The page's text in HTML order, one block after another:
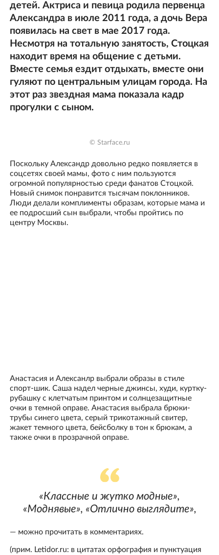
детей. Актриса и певица родила первенца
Александра в июле 2011 года, а дочь Вера
появилась на свет в мае 2017 года.
Несмотря на тотальную занятость, Стоцкая
находит время на общение с детьми.
Вместе семья ездит отдыхать, вместе они
гуляют по центральным улицам города. На
этот раз звездная мама показала кадр
прогулки с сыном.
© Starface.ru
Поскольку Александр довольно редко появляется в
соцсетях своей мамы, фото с ним пользуются
огромной популярностью среди фанатов Стоцкой.
Новый снимок понравится тысячам поклонников.
Люди делали комплименты образам, которые мама и
ее подросший сын выбрали, чтобы пройтись по
центру Москвы.
Анастасия и Алексанлр выбрали образы в стиле
спорт-шик. Саша надел черные джинсы, худи, куртку-
рубашку с клетчатым принтом и солнцезащитные
очки в темной оправе. Анастасия выбрала брюки-
трубы синего цвета, серый трикотажный свитер,
жакет темного цвета, бейсболку в тон к брюкам, а
также очки в прозрачной оправе.
«Классные и жутко модные»,
«Моднявые», «Отлично выглядите»,
— можно прочитать в комментариях.
(прим. Letidor.ru: в цитатах орфография и пунктуация